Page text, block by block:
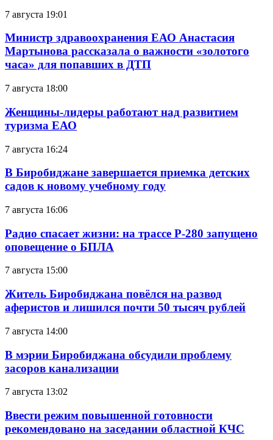
7 августа 19:01
Министр здравоохранения ЕАО Анастасия
Мартынова рассказала о важности «золотого
часа» для попавших в ДТП
7 августа 18:00
Женщины-лидеры работают над развитием
туризма ЕАО
7 августа 16:24
В Биробиджане завершается приемка детских
садов к новому учебному году
7 августа 16:06
Радио спасает жизни: на трассе Р-280 запущено
оповещение о БПЛА
7 августа 15:00
Житель Биробиджана повёлся на развод
аферистов и лишился почти 50 тысяч рублей
7 августа 14:00
В мэрии Биробиджана обсудили проблему
засоров канализации
7 августа 13:02
Ввести режим повышенной готовности
рекомендовано на заседании областной КЧС